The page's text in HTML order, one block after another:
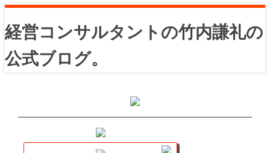
経営コンサルタントの竹内謙礼の
公式ブログ。